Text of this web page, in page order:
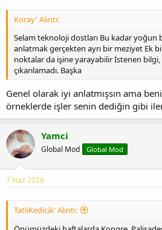
Koray' Alıntı:
Selam teknoloji dostları Bu kadar
anlatmak gerçekten ayrı bir meziyet Ek
noktalar da işine yarayabilir İstenen
çıkarılamadı. Başka
Genel olarak iyi anlatmışsın ama
örneklerde işler senin dediğin gibi
Yamci
Global Mod Global Mod
7 Haz 2026
TatliKedicik' Alıntı: